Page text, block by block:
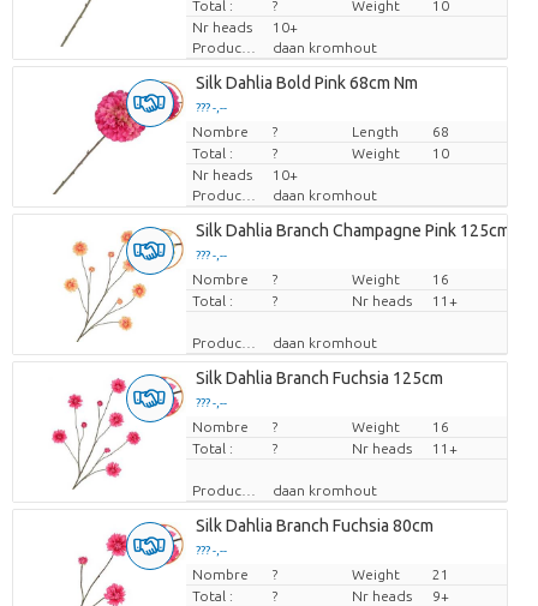
Total :
? Weight
10
Nr heads
10+
Producteur
daan kromhout
Silk Dahlia Bold Pink 68cm Nm
??? -,--
Prix par pièce
Nombre ? Length
68
Total :
? Weight
10
Nr heads
10+
Producteur
daan kromhout
Silk Dahlia Branch Champagne Pink 125cm Nm
??? -,--
Prix par pièce
Nombre ? Weight
16
Total :
? Nr heads 11+
Producteur daan kromhout
Silk Dahlia Branch Fuchsia 125cm
??? -,--
Prix par pièce
Nombre ? Weight
16
Total :
? Nr heads 11+
Producteur daan kromhout
Silk Dahlia Branch Fuchsia 80cm
??? -,--
Prix par pièce
Nombre ? Weight
21
Total :
? Nr heads 9+